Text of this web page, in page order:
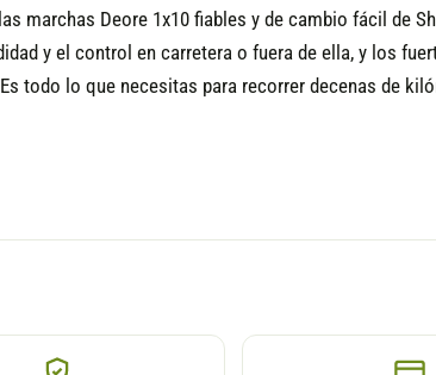
marchas Deore 1x10 fiables y de cambio fácil de
y el control en carretera o fuera de ella, y los
todo lo que necesitas para recorrer decenas de